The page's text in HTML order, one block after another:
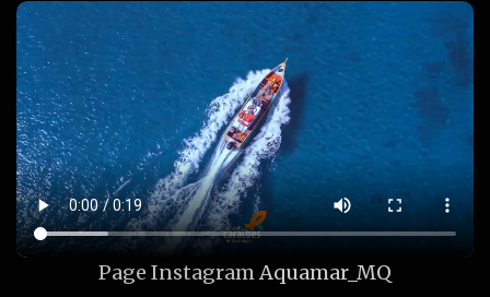
Page InstagramAquamar_MQ